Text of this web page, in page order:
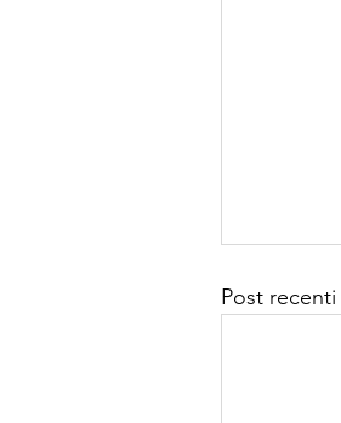
Post recenti